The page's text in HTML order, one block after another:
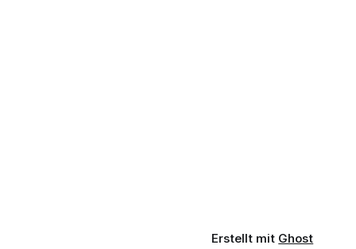
Erstellt mit Ghost